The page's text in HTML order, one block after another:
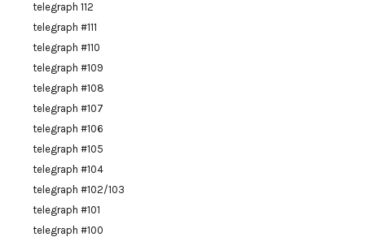
telegraph 112
telegraph #111
telegraph #110
telegraph #109
telegraph #108
telegraph #107
telegraph #106
telegraph #105
telegraph #104
telegraph #102/103
telegraph #101
telegraph #100